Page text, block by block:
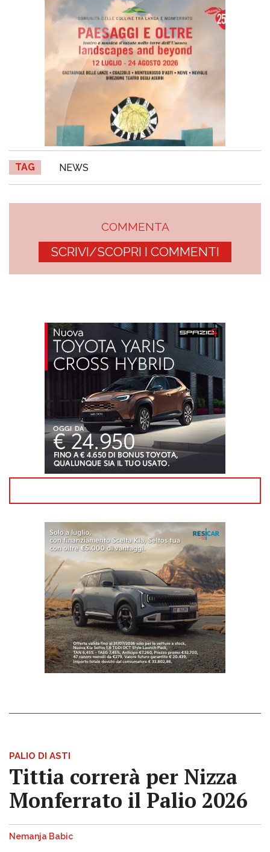
TAG NEWS
COMMENTA
SCRIVI/SCOPRI I COMMENTI
PALIO DI ASTI
Tittia correrà per Nizza
Monferrato il Palio 2026
Nemanja Babic